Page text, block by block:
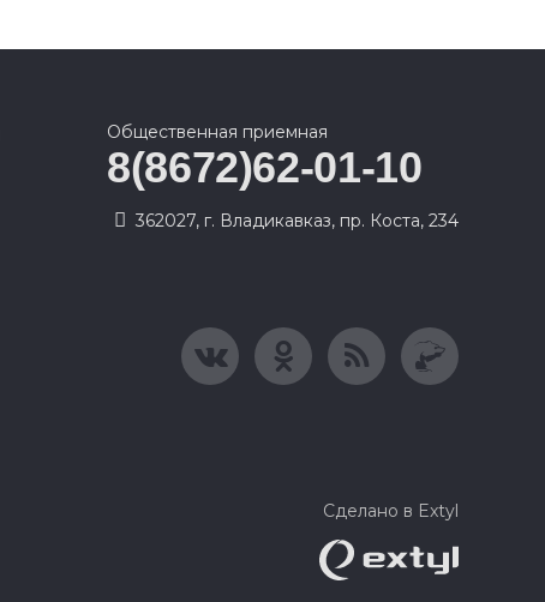
Общественная приемная
8(8672)62-01-10
362027, г. Владикавказ, пр. Коста, 234
Сделано в Extyl